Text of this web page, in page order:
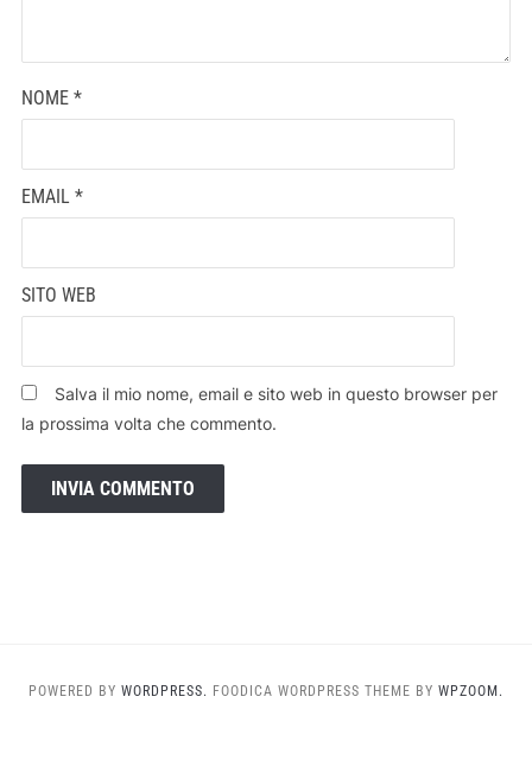
NOME *
EMAIL *
SITO WEB
Salva il mio nome, email e sito web in questo browser per
la prossima volta che commento.
POWERED BY WORDPRESS. FOODICA WORDPRESS THEME BY WPZOOM.